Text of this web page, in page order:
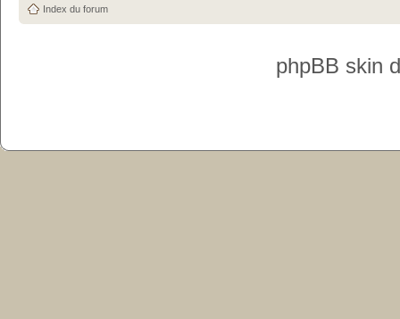
Index du forum
phpBB skin